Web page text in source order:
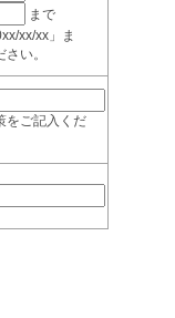
まで
xx/xx」ま
い。
をご記入くだ